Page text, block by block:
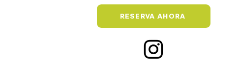
RESERVA AHORA